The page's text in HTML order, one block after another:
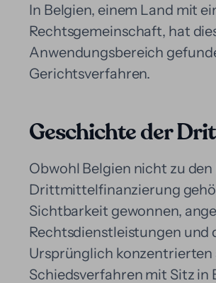
In Belgien, einem Land mit
Rechtsgemeinschaft, hat
Anwendungsbereich
Gerichtsverfahren.
Geschichte der
Obwohl Belgien nicht zu
Drittmittelfinanzierung
Sichtbarkeit gewonnen,
Rechtsdienstleistungen und
Ursprünglich
Schiedsverfahren mit Sitz in